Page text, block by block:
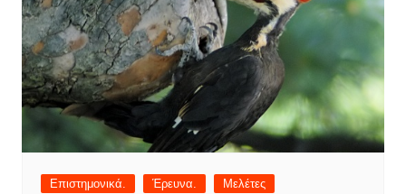
Επιστημονικά. Έρευνα.
Μελέτες